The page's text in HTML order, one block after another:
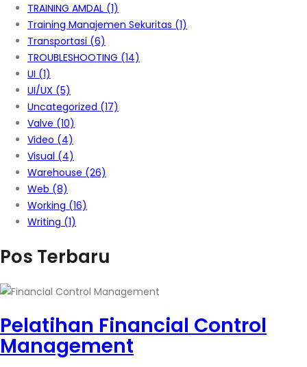
TRAINING AMDAL (1)
Training Manajemen Sekuritas (1)
Transportasi (6)
TROUBLESHOOTING (14)
UI (1)
UI/UX (5)
Uncategorized (17)
Valve (10)
Video (4)
Visual (4)
Warehouse (26)
Web (8)
Working (16)
Writing (1)
Pos Terbaru
Pelatihan Financial Control
Management